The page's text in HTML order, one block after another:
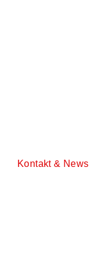
Kontakt & News